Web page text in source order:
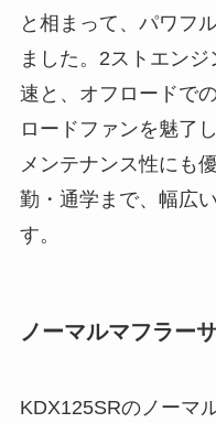
と相まって、パワフ
ました。2ストエン
速と、オフロードで
ロードファンを魅了
メンテナンス性にも
勤・通学まで、幅広
す。
ノーマルマフラー
KDX125SRのノーマ